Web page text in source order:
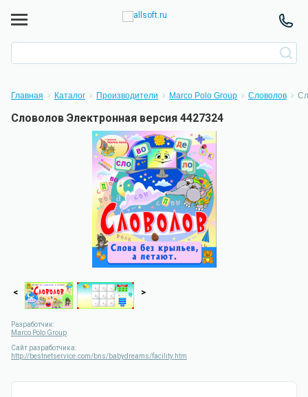
Главная Каталог Производители Marco Polo Group Словолов
Словолов Электронная версия 4427324
< >
Разработчик:
Marco Polo Group
Сайт разработчика:
http://bestnetservice.com/bns/babydreams/facility.htm